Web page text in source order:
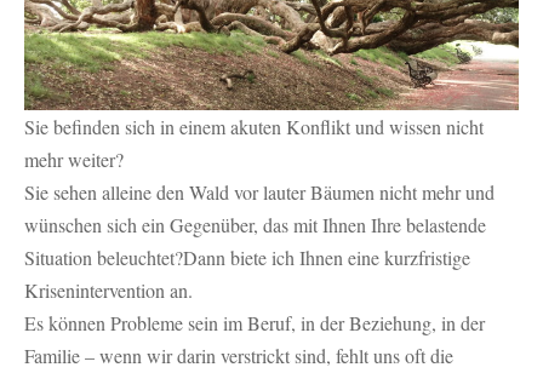
Sie befinden sich in einem akuten Konflikt und wissen nicht
mehr weiter?
Sie sehen alleine den Wald vor lauter Bäumen nicht mehr und
wünschen sich ein Gegenüber, das mit Ihnen Ihre belastende
Situation beleuchtet?Dann biete ich Ihnen eine kurzfristige
Krisenintervention an.
Es können Probleme sein im Beruf, in der Beziehung, in der
Familie – wenn wir darin verstrickt sind, fehlt uns oft die